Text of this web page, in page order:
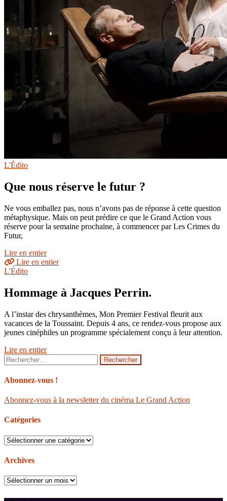
L'Édito
Que nous réserve le futur ?
Ne vous emballez pas, nous n’avons pas de réponse à cette question
métaphysique. Mais on peut prédire ce que le Grand Action vous
réserve pour la semaine prochaine, à commencer par Les Crimes du
Futur,
Lire en entier
Lire en entier
L'Édito
Hommage à Jacques Perrin.
A l’instar des chrysanthèmes, Mon Premier Festival fleurit aux
vacances de la Toussaint. Depuis 4 ans, ce rendez-vous propose aux
jeunes cinéphiles un programme spécialement conçu à leur attention.
Lire en entier
Rechercher :
Abonnez-vous !
Abonnez-vous à la newsletter du cinéma Le Grand Action
Catégories
Catégories
Archives
Archives